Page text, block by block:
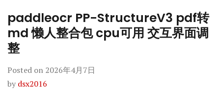
paddleocr PP-StructureV3 pdf转
md 懒人整合包 cpu可用 交互界面调
整
Posted on 2026年4月7日
by dsx2016